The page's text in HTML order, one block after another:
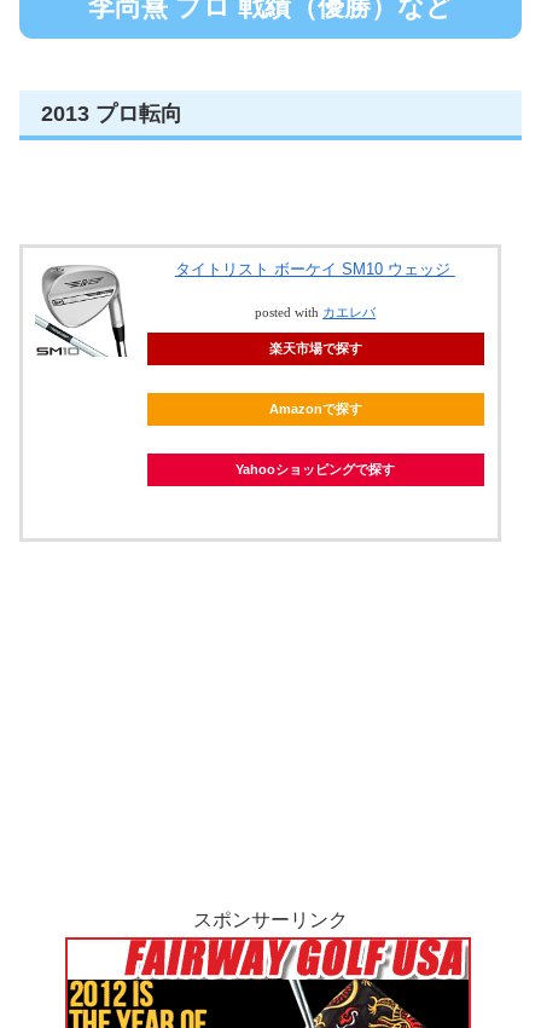
李尚熹 プロ 戦績（優勝）など
2013 プロ転向
タイトリスト ボーケイ SM10 ウェッジ
posted with カエレバ
楽天市場で探す
Amazonで探す
Yahooショッピングで探す
スポンサーリンク